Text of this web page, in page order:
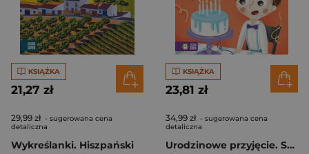
KSIĄŻKA
21,27 zł
29,99 zł - sugerowana cena
detaliczna
Wykreślanki. Hiszpański
KSIĄŻKA
23,81 zł
34,99 zł - sugerowana cena
detaliczna
Urodzinowe przyjęcie. Staś Pętelka